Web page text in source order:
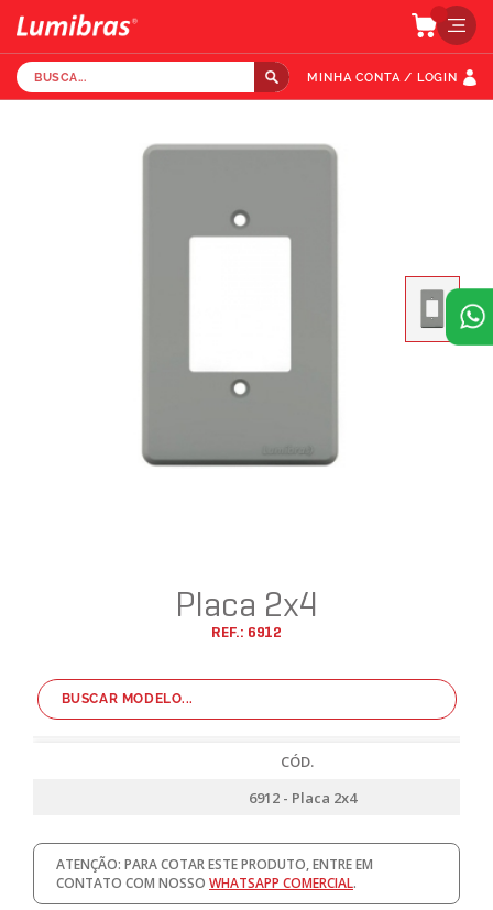
MINHA CONTA / LOGIN
Placa 2x4
REF.: 6912
CÓD.
6912 - Placa 2x4
ATENÇÃO: PARA COTAR ESTE PRODUTO, ENTRE EM
CONTATO COM NOSSO WHATSAPP COMERCIAL.